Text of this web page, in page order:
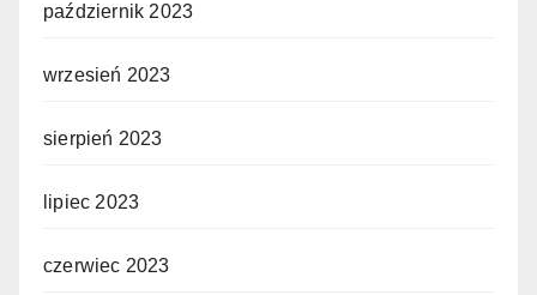
październik 2023
wrzesień 2023
sierpień 2023
lipiec 2023
czerwiec 2023